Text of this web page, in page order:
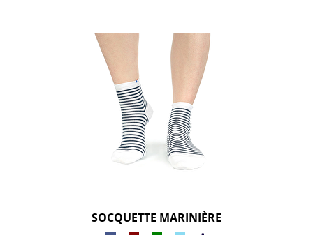
SOCQUETTE MARINIÈRE